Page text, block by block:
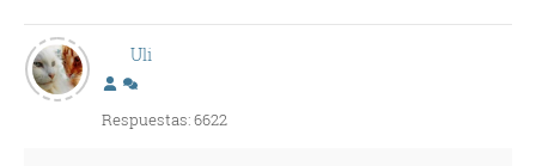
Uli
Respuestas: 6622